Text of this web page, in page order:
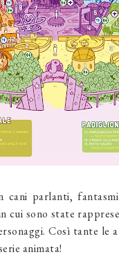
parlanti,
cui sono state
Così tante le
animata!